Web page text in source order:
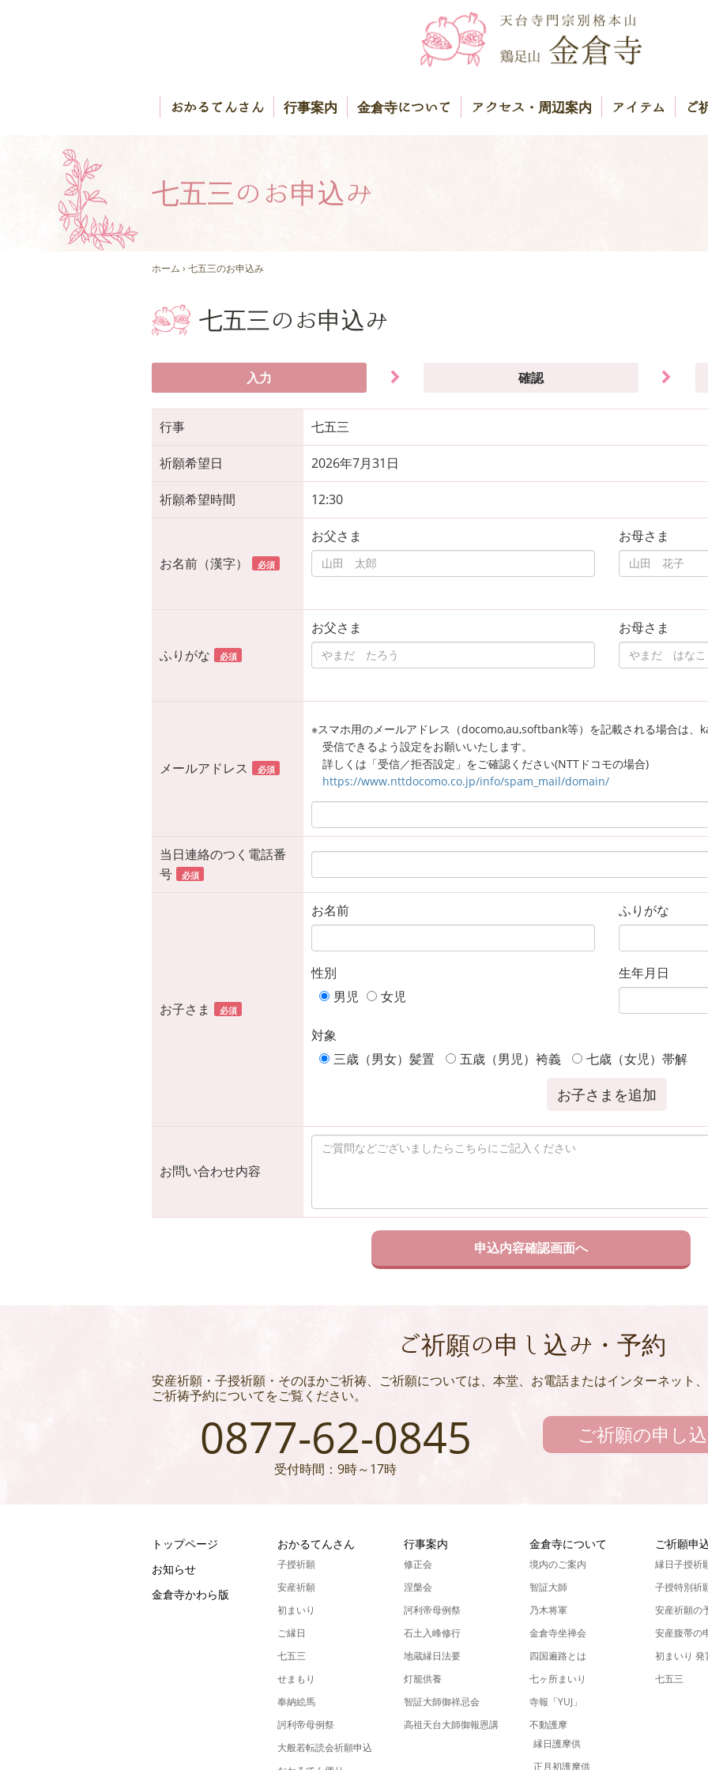
おかるてんさん 行事案内 金倉寺について アクセス・周辺案内 アイテム ご
七五三のお申込み
ホーム › 七五三のお申込み
七五三のお申込み
入力 確認
行事 七五三
祈願希望日 2026年7月31日
祈願希望時間 12:30
お名前（漢字） 必須
お父さま お母さま
ふりがな 必須
お父さま お母さま
メールアドレス 必須
※スマホ用のメールアドレス（docomo,au,softbank等）を記載される場合は
受信できるよう設定をお願いいたします。
詳しくは「受信／拒否設定」をご確認ください(NTTドコモの場合)
https://www.nttdocomo.co.jp/info/spam_mail/domain/
当日連絡のつく電話番
号
必須
お子さま 必須
お名前 ふりがな
性別
男児
女児
生年月日
対象
三歳（男女）髪置
五歳（男児）袴義 七歳（女児）帯解
お子さまを追加
お問い合わせ内容
ご祈願の申し込み・予約
安産祈願・子授祈願・そのほかご祈祷、ご祈願については、本堂、お電話またはインターネット
ご祈祷予約についてをご覧ください。
0877-62-0845
受付時間：9時～17時
ご祈願の申し
トップページ
お知らせ
金倉寺かわら版
おかるてんさん
子授祈願
安産祈願
初まいり
ご縁日
七五三
せまもり
奉納絵馬
訶利帝母例祭
大般若転読会祈願申込
行事案内
修正会
涅槃会
訶利帝母例祭
石土入峰修行
地蔵縁日法要
灯籠供養
智証大師御祥忌会
高祖天台大師御報恩講
金倉寺について
境内のご案内
智証大師
乃木将軍
金倉寺坐禅会
四国遍路とは
七ヶ所まいり
寺報「YUJ」
不動護摩
縁日護摩供
正月初護摩供
ご祈願申
縁日子授祈
子授特別祈
安産祈願の
安産腹帯の
初まいり
七五三